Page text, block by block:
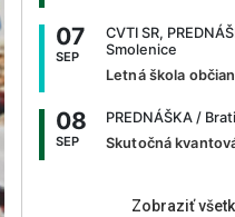
07
SEP
CVTI SR,
Smolenice
Letná škola
08
SEP
PREDNÁŠKA /
Skutočná
Zobraziť